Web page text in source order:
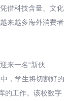
借科技含量、文化
来越多海外消费者
来一名“新伙
，学生将切割好的
的工作。该校数字